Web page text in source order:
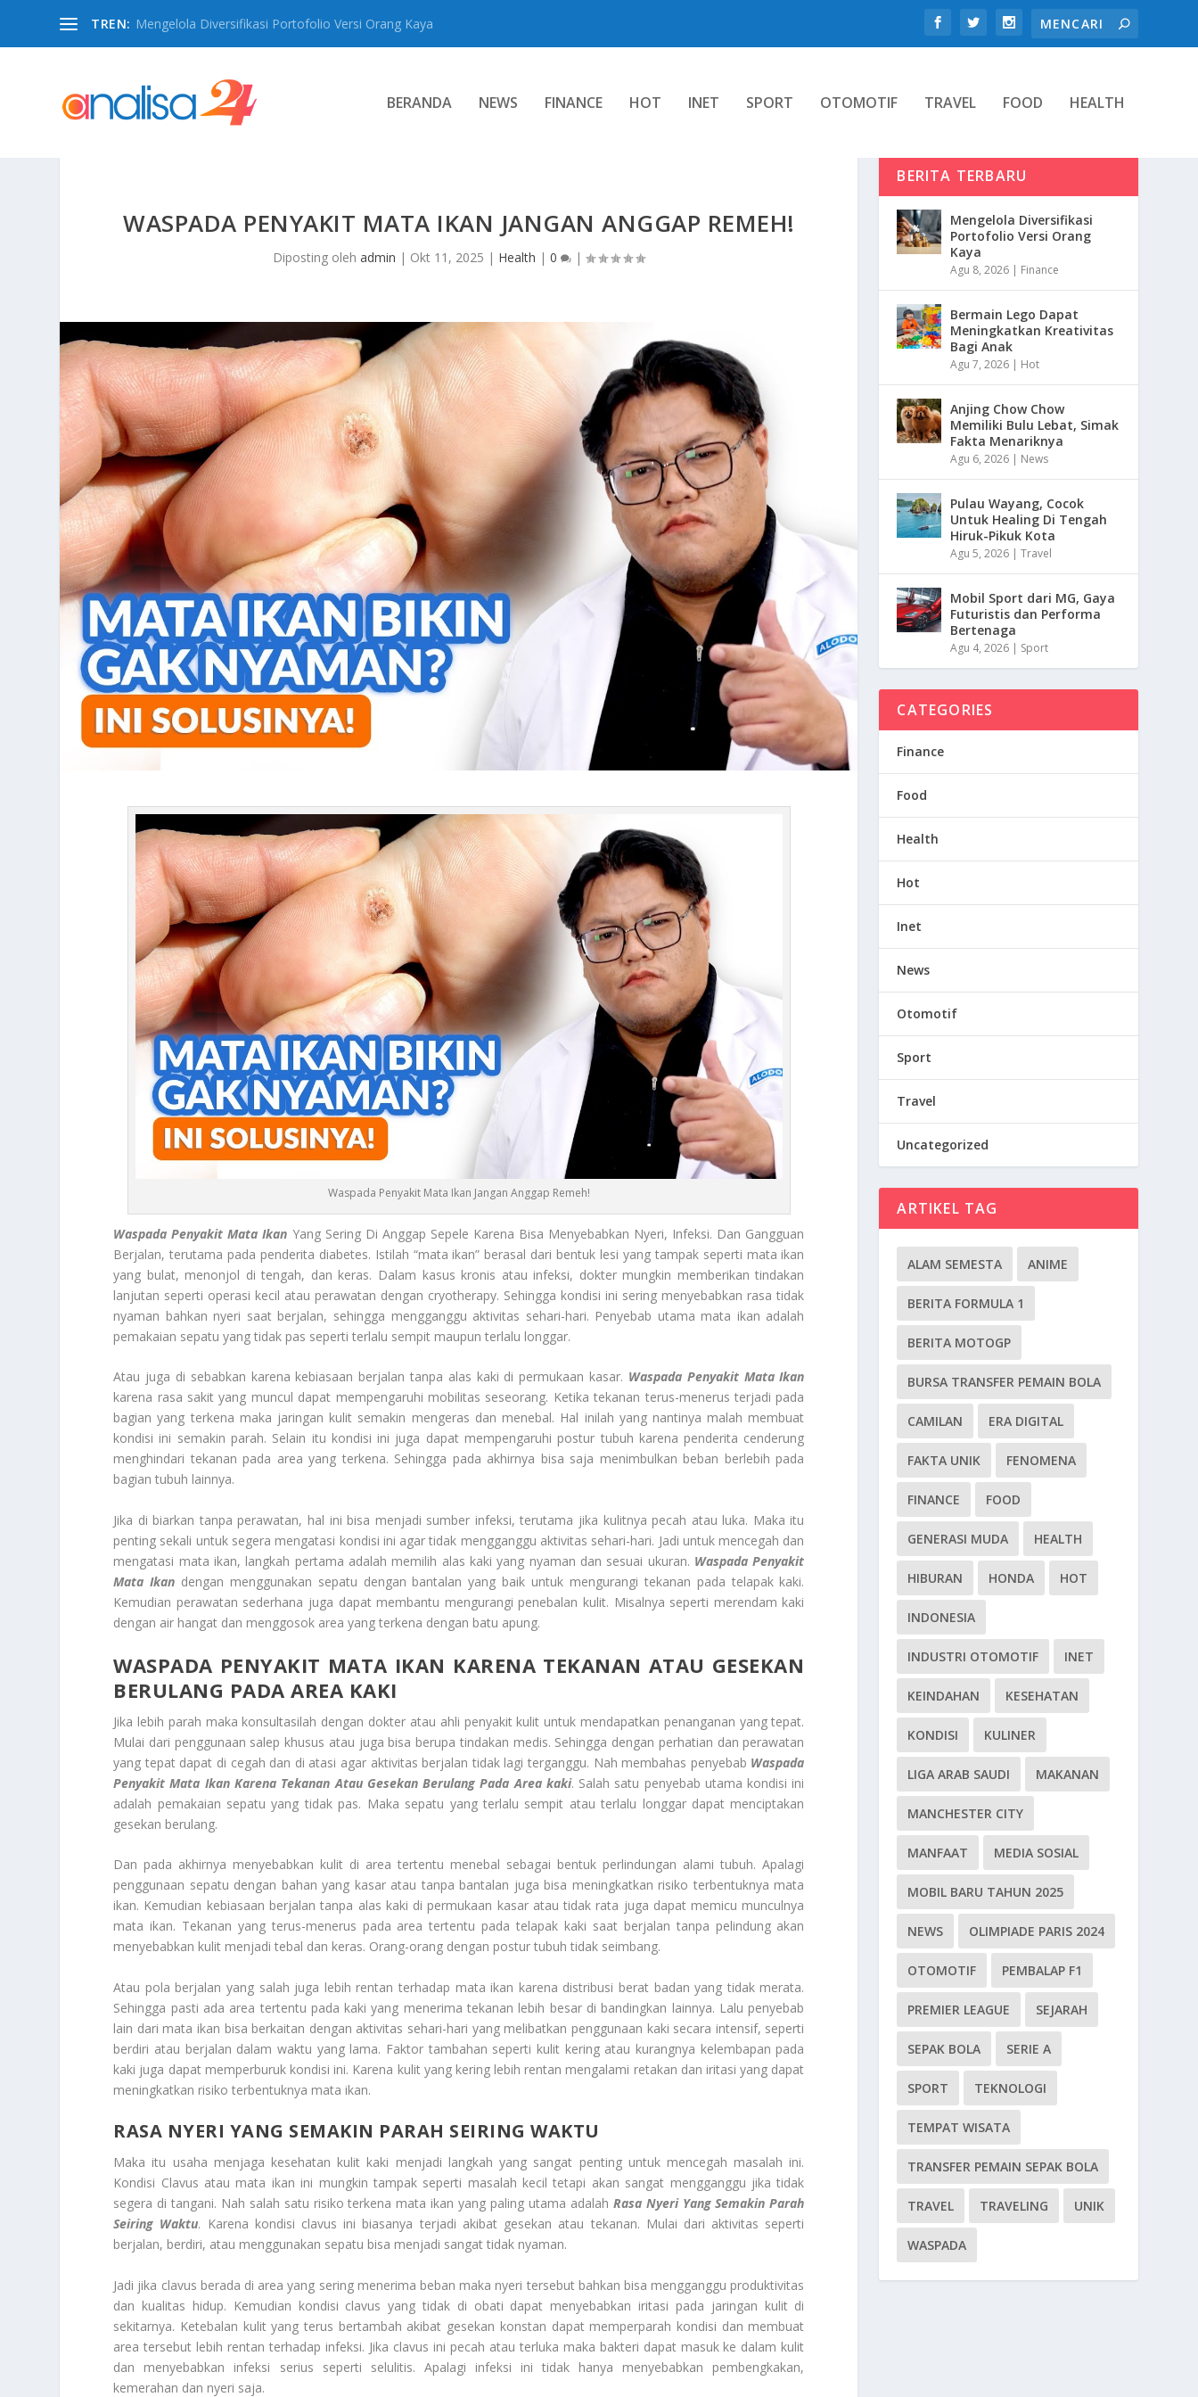
TREN: Mengelola Diversifikasi Portofolio Versi Orang Kaya
BERANDA NEWS FINANCE HOT INET SPORT OTOMOTIF TRAVEL FOOD HEALTH
WASPADA PENYAKIT MATA IKAN JANGAN ANGGAP REMEH!
Diposting olehadmin | Okt 11, 2025 | Health |0 |
Waspada Penyakit Mata Ikan Jangan Anggap Remeh!
Waspada Penyakit Mata Ikan Yang Sering Di Anggap Sepele Karena Bisa Menyebabkan Nyeri, Infeksi. Dan Gangguan
Berjalan, terutama pada penderita diabetes. Istilah “mata ikan” berasal dari bentuk lesi yang tampak seperti mata ikan
yang bulat, menonjol di tengah, dan keras. Dalam kasus kronis atau infeksi, dokter mungkin memberikan tindakan
lanjutan seperti operasi kecil atau perawatan dengan cryotherapy. Sehingga kondisi ini sering menyebabkan rasa tidak
nyaman bahkan nyeri saat berjalan, sehingga mengganggu aktivitas sehari-hari. Penyebab utama mata ikan adalah
pemakaian sepatu yang tidak pas seperti terlalu sempit maupun terlalu longgar.
Atau juga di sebabkan karena kebiasaan berjalan tanpa alas kaki di permukaan kasar. Waspada Penyakit Mata Ikan
karena rasa sakit yang muncul dapat mempengaruhi mobilitas seseorang. Ketika tekanan terus-menerus terjadi pada
bagian yang terkena maka jaringan kulit semakin mengeras dan menebal. Hal inilah yang nantinya malah membuat
kondisi ini semakin parah. Selain itu kondisi ini juga dapat mempengaruhi postur tubuh karena penderita cenderung
menghindari tekanan pada area yang terkena. Sehingga pada akhirnya bisa saja menimbulkan beban berlebih pada
bagian tubuh lainnya.
Jika di biarkan tanpa perawatan, hal ini bisa menjadi sumber infeksi, terutama jika kulitnya pecah atau luka. Maka itu
penting sekali untuk segera mengatasi kondisi ini agar tidak mengganggu aktivitas sehari-hari. Jadi untuk mencegah dan
mengatasi mata ikan, langkah pertama adalah memilih alas kaki yang nyaman dan sesuai ukuran. Waspada Penyakit
Mata Ikan dengan menggunakan sepatu dengan bantalan yang baik untuk mengurangi tekanan pada telapak kaki.
Kemudian perawatan sederhana juga dapat membantu mengurangi penebalan kulit. Misalnya seperti merendam kaki
dengan air hangat dan menggosok area yang terkena dengan batu apung.
WASPADA PENYAKIT MATA IKAN KARENA TEKANAN ATAU GESEKAN
BERULANG PADA AREA KAKI
Jika lebih parah maka konsultasilah dengan dokter atau ahli penyakit kulit untuk mendapatkan penanganan yang tepat.
Mulai dari penggunaan salep khusus atau juga bisa berupa tindakan medis. Sehingga dengan perhatian dan perawatan
yang tepat dapat di cegah dan di atasi agar aktivitas berjalan tidak lagi terganggu. Nah membahas penyebab Waspada
Penyakit Mata Ikan Karena Tekanan Atau Gesekan Berulang Pada Area kaki. Salah satu penyebab utama kondisi ini
adalah pemakaian sepatu yang tidak pas. Maka sepatu yang terlalu sempit atau terlalu longgar dapat menciptakan
gesekan berulang.
Dan pada akhirnya menyebabkan kulit di area tertentu menebal sebagai bentuk perlindungan alami tubuh. Apalagi
penggunaan sepatu dengan bahan yang kasar atau tanpa bantalan juga bisa meningkatkan risiko terbentuknya mata
ikan. Kemudian kebiasaan berjalan tanpa alas kaki di permukaan kasar atau tidak rata juga dapat memicu munculnya
mata ikan. Tekanan yang terus-menerus pada area tertentu pada telapak kaki saat berjalan tanpa pelindung akan
menyebabkan kulit menjadi tebal dan keras. Orang-orang dengan postur tubuh tidak seimbang.
Atau pola berjalan yang salah juga lebih rentan terhadap mata ikan karena distribusi berat badan yang tidak merata.
Sehingga pasti ada area tertentu pada kaki yang menerima tekanan lebih besar di bandingkan lainnya. Lalu penyebab
lain dari mata ikan bisa berkaitan dengan aktivitas sehari-hari yang melibatkan penggunaan kaki secara intensif, seperti
berdiri atau berjalan dalam waktu yang lama. Faktor tambahan seperti kulit kering atau kurangnya kelembapan pada
kaki juga dapat memperburuk kondisi ini. Karena kulit yang kering lebih rentan mengalami retakan dan iritasi yang dapat
meningkatkan risiko terbentuknya mata ikan.
RASA NYERI YANG SEMAKIN PARAH SEIRING WAKTU
Maka itu usaha menjaga kesehatan kulit kaki menjadi langkah yang sangat penting untuk mencegah masalah ini.
Kondisi Clavus atau mata ikan ini mungkin tampak seperti masalah kecil tetapi akan sangat mengganggu jika tidak
segera di tangani. Nah salah satu risiko terkena mata ikan yang paling utama adalah Rasa Nyeri Yang Semakin Parah
Seiring Waktu. Karena kondisi clavus ini biasanya terjadi akibat gesekan atau tekanan. Mulai dari aktivitas seperti
berjalan, berdiri, atau menggunakan sepatu bisa menjadi sangat tidak nyaman.
Jadi jika clavus berada di area yang sering menerima beban maka nyeri tersebut bahkan bisa mengganggu produktivitas
dan kualitas hidup. Kemudian kondisi clavus yang tidak di obati dapat menyebabkan iritasi pada jaringan kulit di
sekitarnya. Ketebalan kulit yang terus bertambah akibat gesekan konstan dapat memperparah kondisi dan membuat
area tersebut lebih rentan terhadap infeksi. Jika clavus ini pecah atau terluka maka bakteri dapat masuk ke dalam kulit
dan menyebabkan infeksi serius seperti selulitis. Apalagi infeksi ini tidak hanya menyebabkan pembengkakan,
kemerahan dan nyeri saja.
BERITA TERBARU
Mengelola Diversifikasi
Portofolio Versi Orang
Kaya
Agu 8, 2026 | Finance
Bermain Lego Dapat
Meningkatkan Kreativitas
Bagi Anak
Agu 7, 2026 | Hot
Anjing Chow Chow
Memiliki Bulu Lebat, Simak
Fakta Menariknya
Agu 6, 2026 | News
Pulau Wayang, Cocok
Untuk Healing Di Tengah
Hiruk-Pikuk Kota
Agu 5, 2026 |Travel
Mobil Sport dari MG, Gaya
Futuristis dan Performa
Bertenaga
Agu 4, 2026 | Sport
CATEGORIES
Finance
Food
Health
Hot
Inet
News
Otomotif
Sport
Travel
Uncategorized
ARTIKEL TAG
ALAM SEMESTA ANIME
BERITA FORMULA 1
BERITA MOTOGP
BURSA TRANSFER PEMAIN BOLA
CAMILAN ERA DIGITAL
FAKTA UNIK FENOMENA
FINANCE FOOD
GENERASI MUDA HEALTH
HIBURAN HONDA HOT
INDONESIA
INDUSTRI OTOMOTIF INET
KEINDAHAN KESEHATAN
KONDISI KULINER
LIGA ARAB SAUDI MAKANAN
MANCHESTER CITY
MANFAAT MEDIA SOSIAL
MOBIL BARU TAHUN 2025
NEWS OLIMPIADE PARIS 2024
OTOMOTIF PEMBALAP F1
PREMIER LEAGUE SEJARAH
SEPAK BOLA SERIE A
SPORT TEKNOLOGI
TEMPAT WISATA
TRANSFER PEMAIN SEPAK BOLA
TRAVEL TRAVELING UNIK
WASPADA